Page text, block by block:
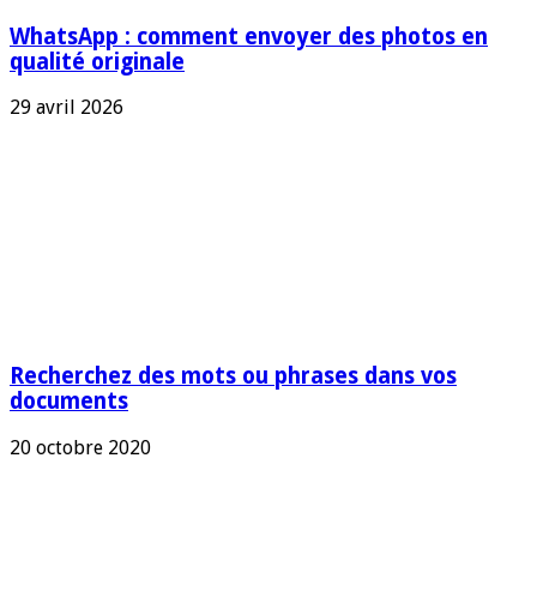
WhatsApp : comment envoyer des photos en
qualité originale
29 avril 2026
Recherchez des mots ou phrases dans vos
documents
20 octobre 2020